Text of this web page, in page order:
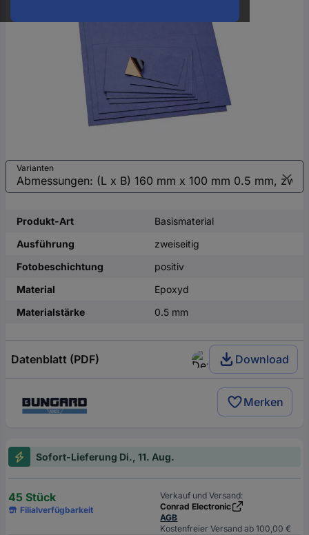
Varianten
Produkt-Art
Basismaterial
Ausführung
zweiseitig
Fotobeschichtung
positiv
Material
Epoxyd
Materialstärke
0.5 mm
Datenblatt (PDF) Download
Merken
Sofort-Lieferung Di., 11. Aug.
45 Stück
Filialverfügbarkeit
Verkauf und Versand:
Conrad Electronic
AGB
Kostenfreier Versand ab 100,00 €